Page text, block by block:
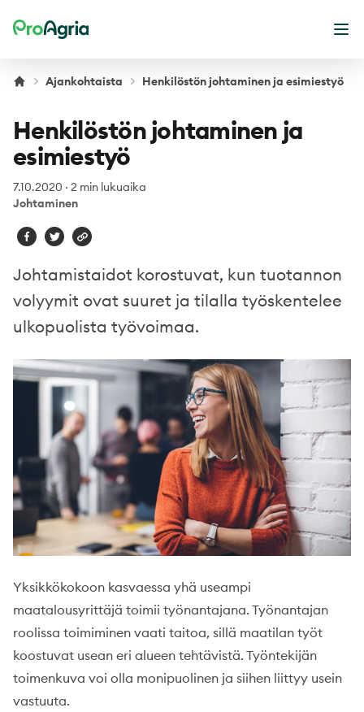
ProAgria
Ajankohtaista Henkilöstön johtaminen ja esimiestyö
Henkilöstön johtaminen ja
esimiestyö
7.10.2020 · 2 min lukuaika
Johtaminen
Johtamistaidot korostuvat, kun tuotannon
volyymit ovat suuret ja tilalla työskentelee
ulkopuolista työvoimaa.
Yksikkökokoon kasvaessa yhä useampi
maatalousyrittäjä toimii työnantajana. Työnantajan
roolissa toimiminen vaati taitoa, sillä maatilan työt
koostuvat usean eri alueen tehtävistä. Työntekijän
toimenkuva voi olla monipuolinen ja siihen liittyy usein
vastuuta.